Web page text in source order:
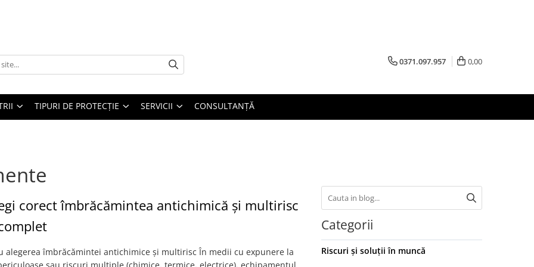
0371.097.957 0,00
TIPURI DE PROTECȚIE SERVICII CONSULTANŢĂ
corect îmbrăcămintea antichimică și multirisc
alegerea îmbrăcămintei antichimice și multirisc În medii cu expunere la
Categorii
Riscuri și soluții în muncă